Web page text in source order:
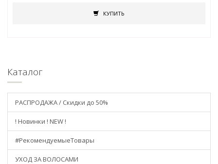
КУПИТЬ
Каталог
РАСПРОДАЖА / Скидки до 50%
! Новинки ! NEW !
#РекомендуемыеТовары
УХОД ЗА ВОЛОСАМИ